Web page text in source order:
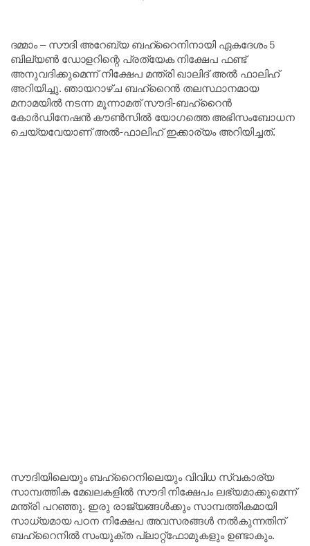
ദമ്മാം – സൗദി അറേബ്യ ബഹ്‌റൈനിനായി ഏകദേശം 5
ബില്യൺ ഡോളറിന്റെ പ്രത്യേക നിക്ഷേപ ഫണ്ട്
അനുവദിക്കുമെന്ന് നിക്ഷേപ മന്ത്രി ഖാലിദ് അൽ ഫാലിഹ്
അറിയിച്ചു. ഞായറാഴ്ച ബഹ്‌റൈൻ തലസ്ഥാനമായ
മനാമയിൽ നടന്ന മൂന്നാമത് സൗദി-ബഹ്‌റൈൻ
കോർഡിനേഷൻ കൗൺസിൽ യോഗത്തെ അഭിസംബോധന
ചെയ്യവേയാണ് അൽ-ഫാലിഹ് ഇക്കാര്യം അറിയിച്ചത്.
സൗദിയിലെയും ബഹ്‌റൈനിലെയും വിവിധ സ്വകാര്യ
സാമ്പത്തിക മേഖലകളിൽ സൗദി നിക്ഷേപം ലഭ്യമാക്കുമെന്ന്
മന്ത്രി പറഞ്ഞു. ഇരു രാജ്യങ്ങൾക്കും സാമ്പത്തികമായി
സാധ്യമായ പഠന നിക്ഷേപ അവസരങ്ങൾ നൽകുന്നതിന്
ബഹ്‌റൈനിൽ സംയുക്ത പ്ലാറ്റ്‌ഫോമുകളും ഉണ്ടാകും.